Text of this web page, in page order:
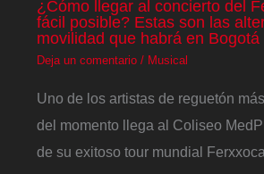
¿Cómo llegar al concierto del
fácil posible? Estas son las
movilidad que habrá en Bogotá
Deja un comentario / Musical
Uno de los artistas de reguetón
del momento llega al Coliseo
de su exitoso tour mundial